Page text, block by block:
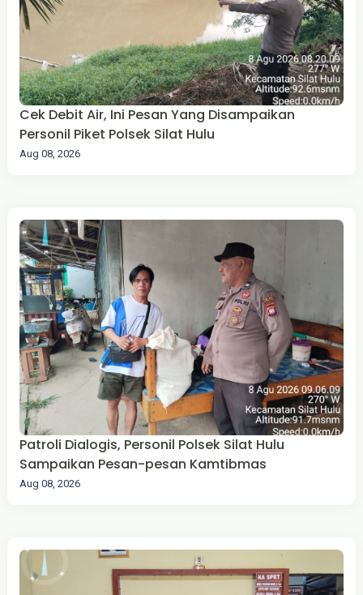
Cek Debit Air, Ini Pesan Yang Disampaikan
Personil Piket Polsek Silat Hulu
Aug 08, 2026
Patroli Dialogis, Personil Polsek Silat Hulu
Sampaikan Pesan-pesan Kamtibmas
Aug 08, 2026